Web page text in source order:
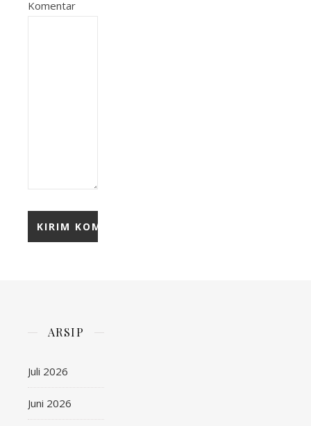
Komentar
ARSIP
Juli 2026
Juni 2026